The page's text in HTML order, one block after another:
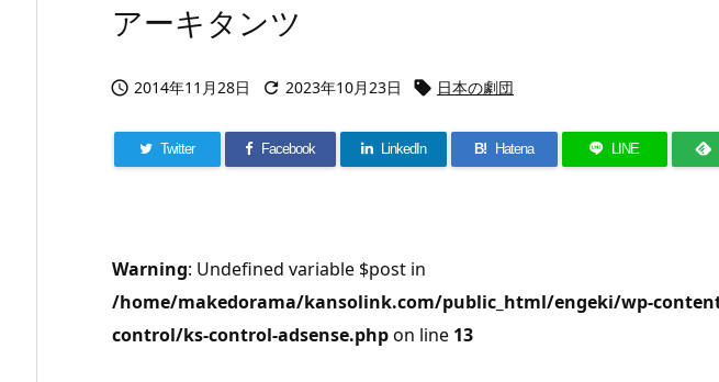
アーキタンツ
 2014年11月28日  2023年10月23日  日本の劇団
Twitter Facebook LinkedIn B! Hatena LINE
Warning: Undefined variable $post in
/home/makedorama/kansolink.com/public_html/engeki/wp-
control/ks-control-adsense.phpon line 13